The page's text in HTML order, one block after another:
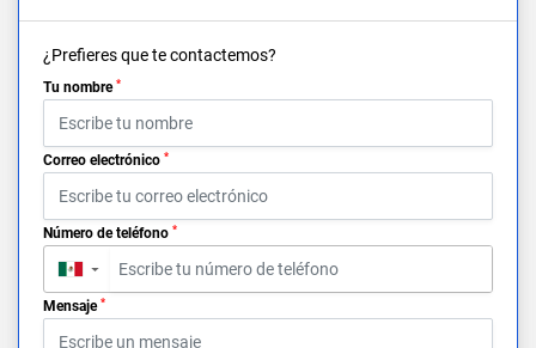
¿Prefieres que te contactemos?
Tu nombre *
Correo electrónico *
Número de teléfono *
▼
Mensaje *